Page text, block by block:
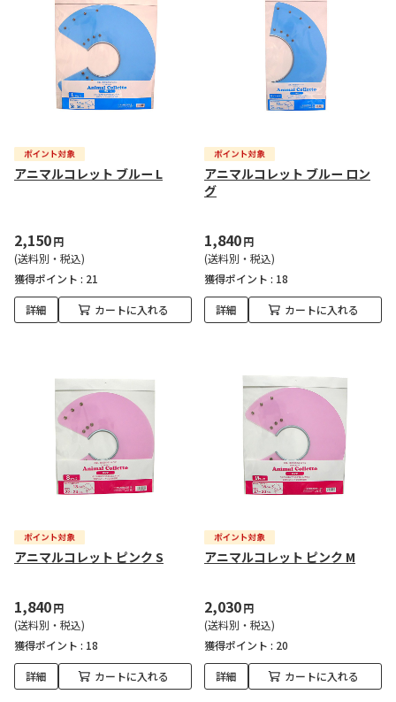
アニマルコレット ブルー L
2,150円
(送料別・税込)
獲得ポイント : 21
詳細 カートに入れる
アニマルコレット ブルー ロン
グ
1,840円
(送料別・税込)
獲得ポイント : 18
詳細 カートに入れる
アニマルコレット ピンク S
1,840円
(送料別・税込)
獲得ポイント : 18
詳細 カートに入れる
アニマルコレット ピンク M
2,030円
(送料別・税込)
獲得ポイント : 20
詳細 カートに入れる